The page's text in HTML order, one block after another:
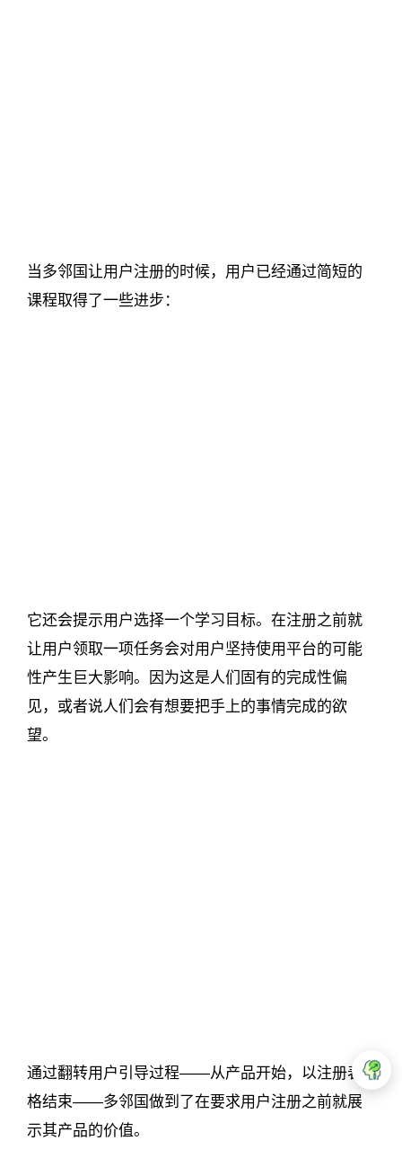
当多邻国让用户注册的时候，用户已经通过简短的
课程取得了一些进步：
它还会提示用户选择一个学习目标。在注册之前就
让用户领取一项任务会对用户坚持使用平台的可能
性产生巨大影响。因为这是人们固有的完成性偏
见，或者说人们会有想要把手上的事情完成的欲
望。
通过翻转用户引导过程——从产品开始，以注册表
格结束——多邻国做到了在要求用户注册之前就展
示其产品的价值。